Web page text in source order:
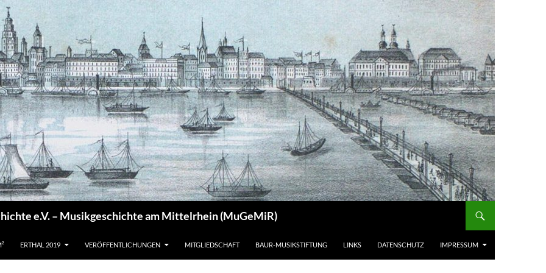
e.V. – Musikgeschichte am Mittelrhein (MuGeMiR)
ERTHAL 2019 VERÖFFENTLICHUNGEN MITGLIEDSCHAFT BAUR-MUSIKSTIFTUNG LINKS DATENSCHUTZ IMPRESSUM